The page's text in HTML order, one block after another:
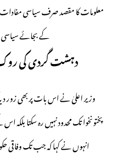
معلومات کا مقصد صرف سیاسی
کے بجائے سیاسی
دہشت گردی کی روک
وزیر اعلیٰ نے اس بات پر بھی زور
پختونخوا تک محدود نہیں رہ سکتا
انہوں نے کہا کہ جب تک